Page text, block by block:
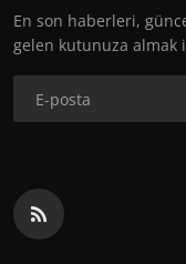
En son haberleri,
gelen kutunuza almak